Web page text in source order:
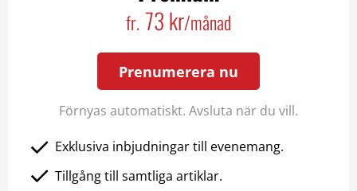
fr. 73 kr/månad
Prenumerera nu
Förnyas automatiskt. Avsluta när du vill.
Exklusiva inbjudningar till evenemang.
Tillgång till samtliga artiklar.